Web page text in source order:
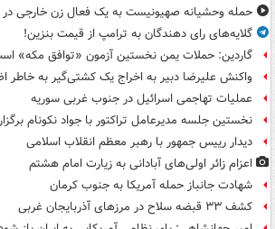
حمله وحشیانه صهیونیست به یک فعال زن خارجی در
گلایه‌های رای دهندگان به ترامپ از قیمت بنزین!
گاردین: حملات یمن نخستین آزمون «توافق مکه»
واکنش علیرضا دبیر به اخراج یک کشتی‌گیر به خاطر
عملیات تهاجمی اسرائیل در جنوب غربی سوریه
نخستین جلسه مدیرعامل تراکتور با جواد نکونام
دیدار رییس جمهور با رهبر معظم انقلاب اسلامی
اعزام زائر اولی‌های آبادانی به زیارت امام هشتم
شهادت جانباز حمله آمریکا به جنوب کرمان
کشف ۳۳ قبضه سلاح در مرزهای آذربایجان غربی